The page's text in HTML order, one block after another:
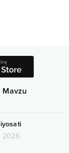
Mavzu
2026